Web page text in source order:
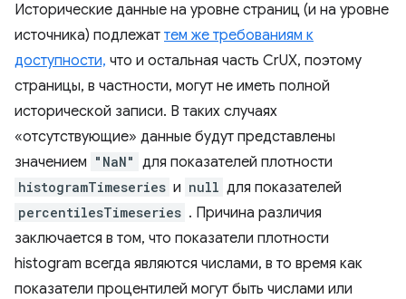
Исторические данные на уровне страниц (и на уровне
источника) подлежат тем же требованиям к
доступности, что и остальная часть CrUX, поэтому
страницы, в частности, могут не иметь полной
исторической записи. В таких случаях
«отсутствующие» данные будут представлены
значением "NaN" для показателей плотности
histogramTimeseries и null для показателей
percentilesTimeseries . Причина различия
заключается в том, что показатели плотности
histogram всегда являются числами, в то время как
показатели процентилей могут быть числами или